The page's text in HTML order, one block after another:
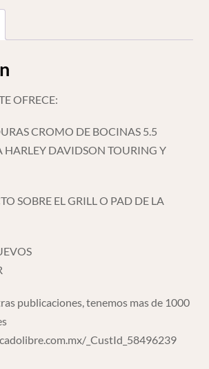
OFRECE:
CROMO DE BOCINAS 5.5
HARLEY DAVIDSON TOURING Y
SOBRE EL GRILL O PAD DE LA
publicaciones, tenemos mas de 1000
_CustId_58496239